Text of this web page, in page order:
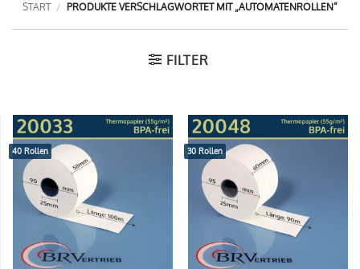
START / PRODUKTE VERSCHLAGWORTET MIT „AUTOMATENROLLEN“
FILTER
40 Rollen 30 Rollen